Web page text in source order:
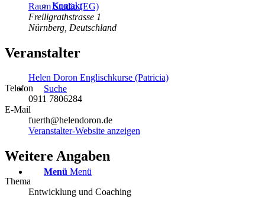
Kontakt
Suche
Menü Menü
Raum Studio (EG)
Freiligrathstrasse 1
Nürnberg Deutschland
Veranstalter
Helen Doron Englischkurse (Patricia)
Telefon
0911 7806284
E-Mail
fuerth@helendoron.de
Veranstalter-Website anzeigen
Weitere Angaben
Thema
Entwicklung und Coaching